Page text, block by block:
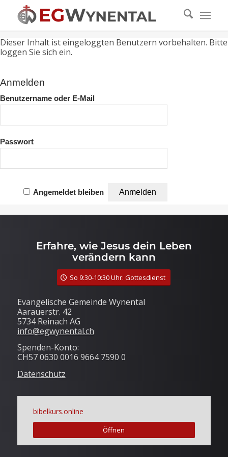
Dieser Inhalt ist eingeloggten Benutzern vorbehalten. Bitte
loggen Sie sich ein.
Anmelden
Benutzername oder E-Mail
Passwort
Angemeldet bleiben
Erfahre, wie Jesus dein Leben
verändern kann
So 9:30-10:30 Uhr: Gottesdienst
Evangelische Gemeinde Wynental
Aarauerstr. 42
5734 Reinach AG
info@egwynental.ch
Spenden-Konto:
CH57 0630 0016 9664 7590 0
Datenschutz
bibelkurs.online
Öffnen